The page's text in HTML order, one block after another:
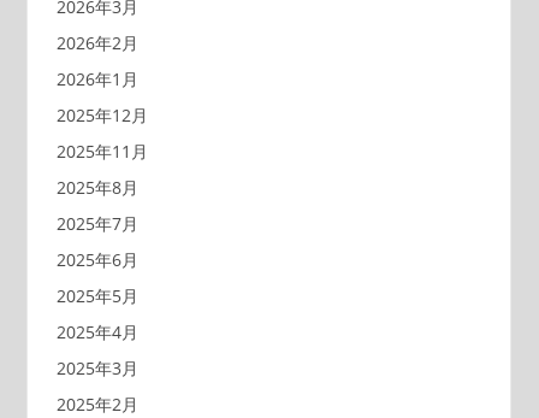
2026年3月
2026年2月
2026年1月
2025年12月
2025年11月
2025年8月
2025年7月
2025年6月
2025年5月
2025年4月
2025年3月
2025年2月